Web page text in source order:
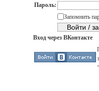
Пароль:
Запомнить
Вход через ВКонтакте